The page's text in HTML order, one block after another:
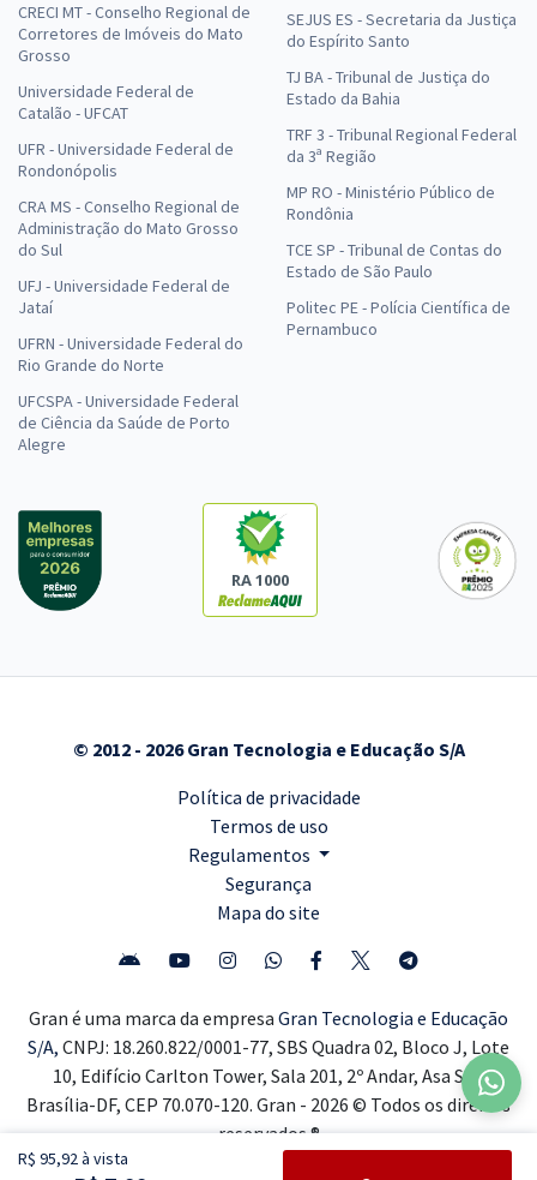
R$ 95,92 à vista
CRECI MT - Conselho Regional de
Corretores de Imóveis do Mato
Grosso
Universidade Federal de
Catalão - UFCAT
UFR - Universidade Federal de
Rondonópolis
CRA MS - Conselho Regional de
Administração do Mato Grosso
do Sul
UFJ - Universidade Federal de
Jataí
UFRN - Universidade Federal do
Rio Grande do Norte
UFCSPA - Universidade Federal
de Ciência da Saúde de Porto
Alegre
SEJUS ES - Secretaria da Justiça
do Espírito Santo
TJ BA - Tribunal de Justiça do
Estado da Bahia
TRF 3 - Tribunal Regional Federal
da 3ª Região
MP RO - Ministério Público de
Rondônia
TCE SP - Tribunal de Contas do
Estado de São Paulo
Politec PE - Polícia Científica de
Pernambuco
RA 1000
© 2012 - 2026 Gran Tecnologia e Educação S/A
Política de privacidade
Termos de uso
Regulamentos
Segurança
Mapa do site
Gran é uma marca da empresa Gran Tecnologia e Educação
S/A, CNPJ: 18.260.822/0001-77, SBS Quadra 02, Bloco J, Lote
10, Edifício Carlton Tower, Sala 201, 2º Andar, Asa Sul,
Brasília-DF, CEP 70.070-120. Gran - 2026 © Todos os direitos
reservados ®